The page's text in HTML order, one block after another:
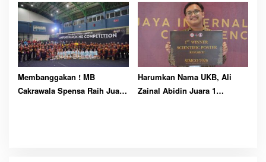
Tanjung Carat
Membanggakan ! MB
Cakrawala Spensa Raih Juara
Harumkan Nama UKB, Ali
Zainal Abidin Juara 1